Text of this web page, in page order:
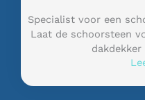
Specialist voor een
Laat de schoorsteen